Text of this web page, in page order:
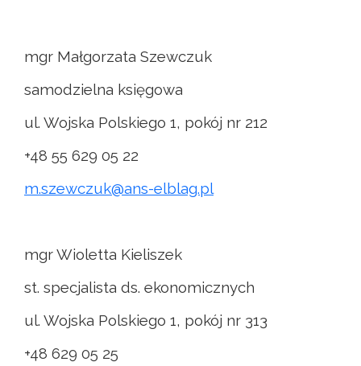
mgr Małgorzata Szewczuk
samodzielna księgowa
ul. Wojska Polskiego 1, pokój nr 212
+48 55 629 05 22
m.szewczuk@ans-elblag.pl
mgr Wioletta Kieliszek
st. specjalista ds. ekonomicznych
ul. Wojska Polskiego 1, pokój nr 313
+48 629 05 25